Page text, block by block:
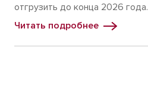
отгрузить до конца 2026 года.
Читать подробнее